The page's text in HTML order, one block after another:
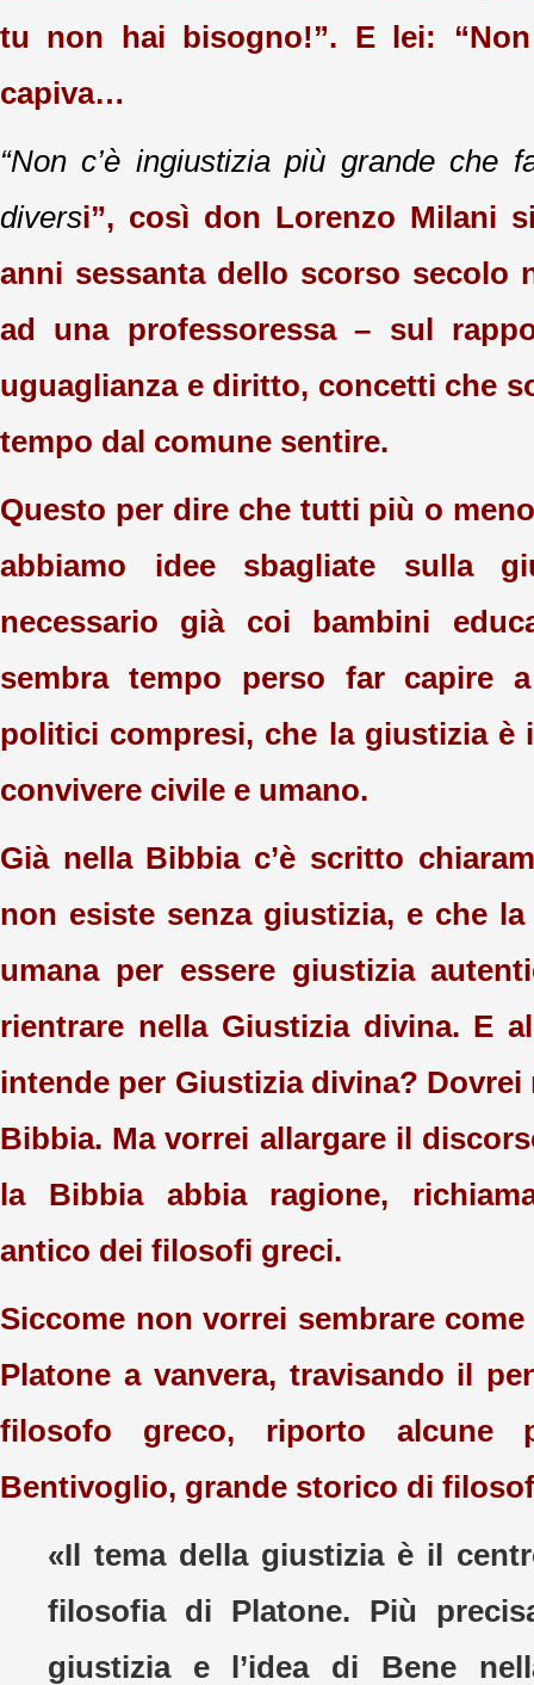
tu non hai bisogno!”. E lei:
capiva…
“Non c’è ingiustizia più grande che
diversi”, così don Lorenzo Milani
anni sessanta dello scorso secolo
ad una professoressa – sul
uguaglianza e diritto, concetti che
tempo dal comune sentire.
Questo per dire che tutti più o
abbiamo idee sbagliate sulla
necessario già coi bambini
sembra tempo perso far capire
politici compresi, che la giustizia è
convivere civile e umano.
Già nella Bibbia c’è scritto
non esiste senza giustizia, e che
umana per essere giustizia
rientrare nella Giustizia divina. E
intende per Giustizia divina?
Bibbia. Ma vorrei allargare il
la Bibbia abbia ragione,
antico dei filosofi greci.
Siccome non vorrei sembrare
Platone a vanvera, travisando il
filosofo greco, riporto alcune
Bentivoglio, grande storico di
«Il tema della giustizia è il
filosofia di Platone. Più
giustizia e l’idea di Bene